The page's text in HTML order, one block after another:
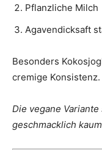
Pflanzliche Milch
Agavendicksaft
Besonders
cremige Konsistenz.
Die vegane
geschmacklich